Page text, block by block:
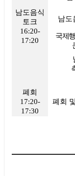
남도음식
토크
16:20-
17:20
남도
국제
폐회
17:20-
17:30
폐회 및